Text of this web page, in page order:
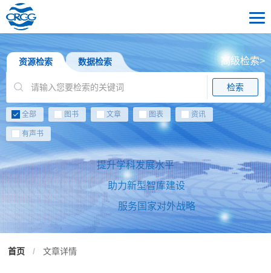
资源检索 数据检索
检索
高级检索>
全部 图书 文章 图表 资讯
有声书
提升学科发展水平
助力新型智库建设
服务国家对外战略
首页 / 文章详情